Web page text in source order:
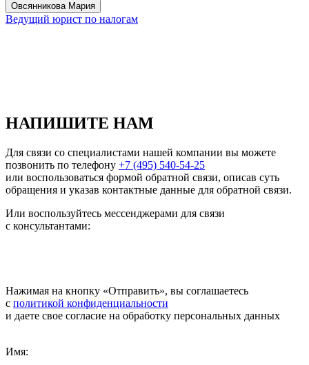
Овсянникова Мария
Ведущий юрист по налогам
НАПИШИТЕ НАМ
Для связи со специалистами нашей компании вы можете
позвонить по телефону +7 (495) 540-54-25
или воспользоваться формой обратной связи, описав суть
обращения и указав контактные данные для обратной связи.
Или воспользуйтесь мессенджерами для связи
с консультантами:
Нажимая на кнопку «Отправить», вы соглашаетесь
с политикой конфиденциальности
и даете свое согласие на обработку персональных данных
Имя: